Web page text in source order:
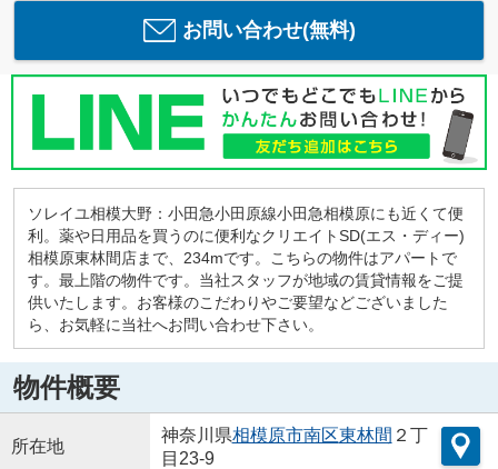
お問い合わせ(無料)
ソレイユ相模大野：小田急小田原線小田急相模原にも近くて便
利。薬や日用品を買うのに便利なクリエイトSD(エス・ディー)
相模原東林間店まで、234mです。こちらの物件はアパートで
す。最上階の物件です。当社スタッフが地域の賃貸情報をご提
供いたします。お客様のこだわりやご要望などございました
ら、お気軽に当社へお問い合わせ下さい。
物件概要
所在地
神奈川県相模原市南区東林間 ２丁
目23-9